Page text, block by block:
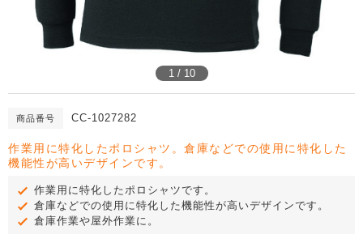
1 / 10
商品番号 CC-1027282
作業用に特化したポロシャツ。倉庫などでの使用に特化した
機能性が高いデザインです。
作業用に特化したポロシャツです。
倉庫などでの使用に特化した機能性が高いデザインです。
倉庫作業や屋外作業に。